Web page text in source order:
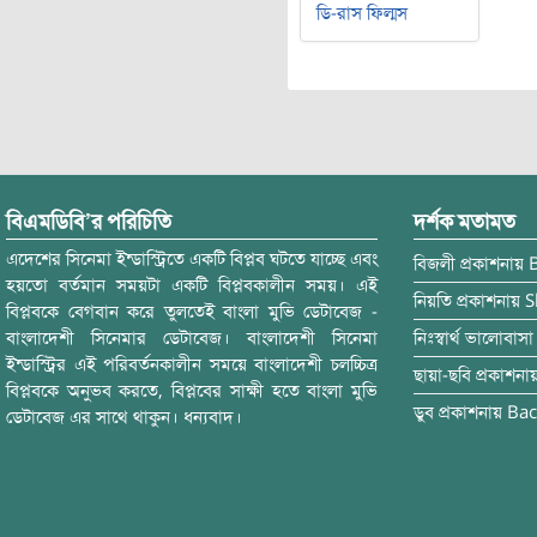
ডি-রাস ফিল্মস
বিএমডিবি’র পরিচিতি
এদেশের সিনেমা ইন্ডাস্ট্রিতে একটি বিপ্লব ঘটতে যাচ্ছে এবং
হয়তো বর্তমান সময়টা একটি বিপ্লবকালীন সময়। এই
বিপ্লবকে বেগবান করে তুলতেই বাংলা মুভি ডেটাবেজ -
বাংলাদেশী সিনেমার ডেটাবেজ। বাংলাদেশী সিনেমা
ইন্ডাস্ট্রির এই পরিবর্তনকালীন সময়ে বাংলাদেশী চলচ্চিত্র
বিপ্লবকে অনুভব করতে, বিপ্লবের সাক্ষী হতে বাংলা মুভি
ডেটাবেজ এর সাথে থাকুন। ধন্যবাদ।
দর্শক মতামত
বিজলী প্রকাশনায়
নিয়তি প্রকাশনায়
নিঃস্বার্থ ভালোবাসা
ছায়া-ছবি
ডুব প্রকাশনায়